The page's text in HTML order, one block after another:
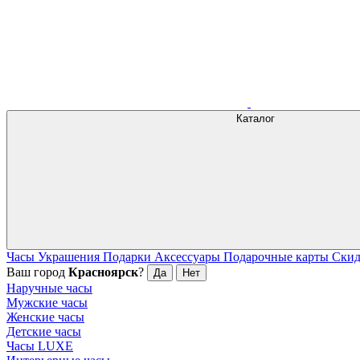
Каталог
Часы Украшения Подарки Аксессуары Подарочные карты
Ваш город Красноярск? Да Нет
Наручные часы
Мужские часы
Женские часы
Детские часы
Часы LUXE